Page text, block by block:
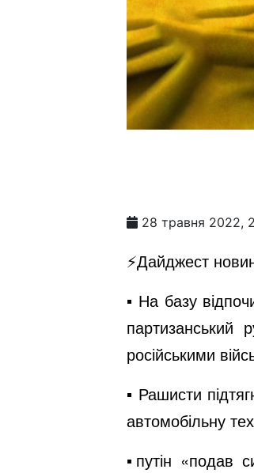
28 травня 2022,
⚡️Дайджест
▪️ На базу
російськими
▪️ Рашисти
автомобільну
▪️путін «подав